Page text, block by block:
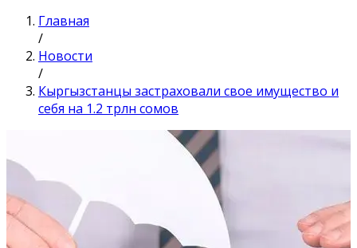
Главная
/
Новости
/
Кыргызстанцы застраховали свое имущество и
себя на 1.2 трлн сомов